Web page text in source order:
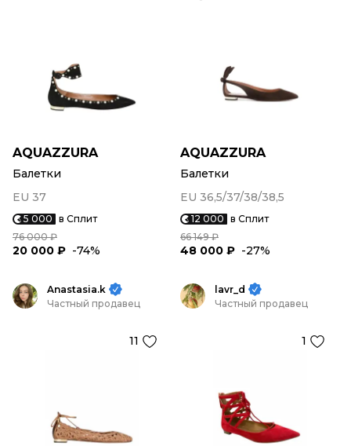
AQUAZZURA
Балетки
EU 37
5 000 в Сплит
76 000 ₽
20 000 ₽ -74%
AQUAZZURA
Балетки
EU 36,5/37/38/38,5
12 000 в Сплит
66 149 ₽
48 000 ₽ -27%
Anastasia.k
Частный продавец
11
lavr_d
Частный продавец
1